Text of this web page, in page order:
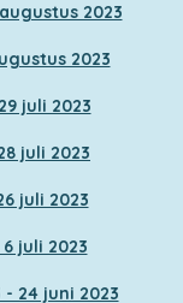
2023
2023
juli 2023
juli 2023
juli 2023
juli 2023
24 juni 2023